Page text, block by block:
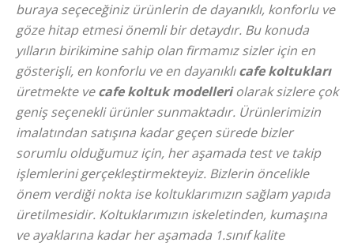
buraya seçeceğiniz ürünlerin de dayanıklı, konforlu ve
göze hitap etmesi önemli bir detaydır. Bu konuda
yılların birikimine sahip olan firmamız sizler için en
gösterişli, en konforlu ve en dayanıklıcafe koltukları
üretmekte vecafe koltuk modelleriolarak sizlere çok
geniş seçenekli ürünler sunmaktadır. Ürünlerimizin
imalatından satışına kadar geçen sürede bizler
sorumlu olduğumuz için, her aşamada test ve takip
işlemlerini gerçekleştirmekteyiz. Bizlerin öncelikle
önem verdiği nokta ise koltuklarımızın sağlam yapıda
üretilmesidir. Koltuklarımızın iskeletinden, kumaşına
ve ayaklarına kadar her aşamada 1.sınıf kalite